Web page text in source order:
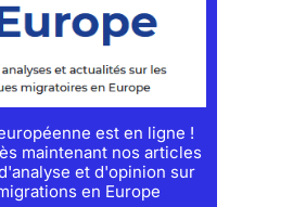
est en ligne !
maintenant nos articles
et d'opinion sur
en Europe